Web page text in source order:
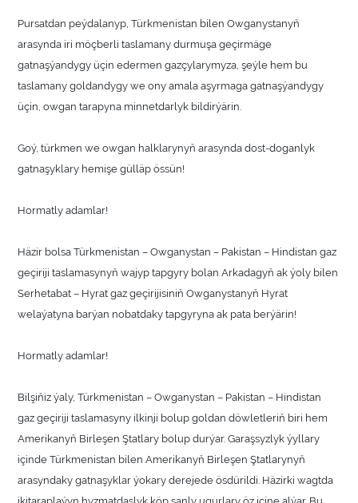
Pursatdan peýdalanyp, Türkmenistan bilen Owganystanyň
arasynda iri möçberli taslamany durmuşa geçirmäge
gatnaşýandygy üçin edermen gazçylarymyza, şeýle hem bu
taslamany goldandygy we ony amala aşyrmaga gatnaşýandygy
üçin, owgan tarapyna minnetdarlyk bildirýärin.
Goý, türkmen we owgan halklarynyň arasynda dost-doganlyk
gatnaşyklary hemişe gülläp össün!
Hormatly adamlar!
Häzir bolsa Türkmenistan – Owganystan – Pakistan – Hindistan gaz
geçiriji taslamasynyň wajyp tapgyry bolan Arkadagyň ak ýoly bilen
Serhetabat – Hyrat gaz geçirijisiniň Owganystanyň Hyrat
welaýatyna barýan nobatdaky tapgyryna ak pata berýärin!
Hormatly adamlar!
Bilşiňiz ýaly, Türkmenistan – Owganystan – Pakistan – Hindistan
gaz geçiriji taslamasyny ilkinji bolup goldan döwletleriň biri hem
Amerikanyň Birleşen Ştatlary bolup durýar. Garaşsyzlyk ýyllary
içinde Türkmenistan bilen Amerikanyň Birleşen Ştatlarynyň
arasyndaky gatnaşyklar ýokary derejede ösdürildi. Häzirki wagtda
ikitaraplaýyn hyzmatdaşlyk köp sanly ugurlary öz içine alýar. Bu